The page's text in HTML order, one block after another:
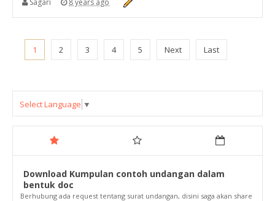
1 2 3 4 5 Next Last
Select Language ▼
Download Kumpulan contoh undangan dalam
bentuk doc
Berhubung ada request tentang surat undangan, disini saga akan share